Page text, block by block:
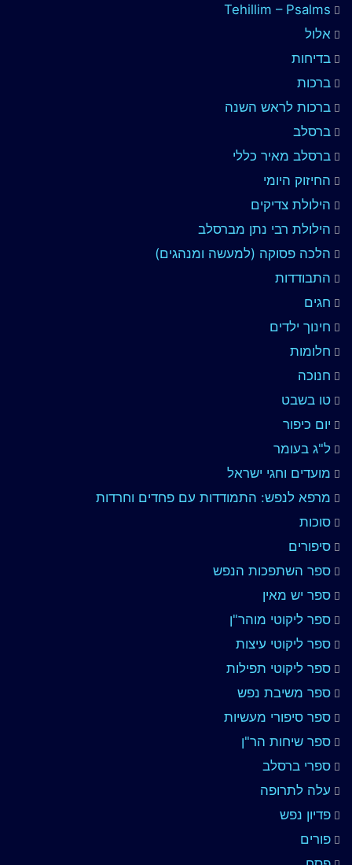
Tehillim – Psalms
אלול
בדיחות
ברכות
ברכות לראש השנה
ברסלב
ברסלב מאיר כללי
החיזוק היומי
הילולת צדיקים
הילולת רבי נתן מברסלב
הלכה פסוקה (למעשה ומנהגים)
התבודדות
חגים
חינוך ילדים
חלומות
חנוכה
טו בשבט
יום כיפור
ל"ג בעומר
מועדים וחגי ישראל
מרפא לנפש: התמודדות עם פחדים וחרדות
סוכות
סיפורים
ספר השתפכות הנפש
ספר יש מאין
ספר ליקוטי מוהר"ן
ספר ליקוטי עיצות
ספר ליקוטי תפילות
ספר משיבת נפש
ספר סיפורי מעשיות
ספר שיחות הר"ן
ספרי ברסלב
עלה לתרופה
פדיון נפש
פורים